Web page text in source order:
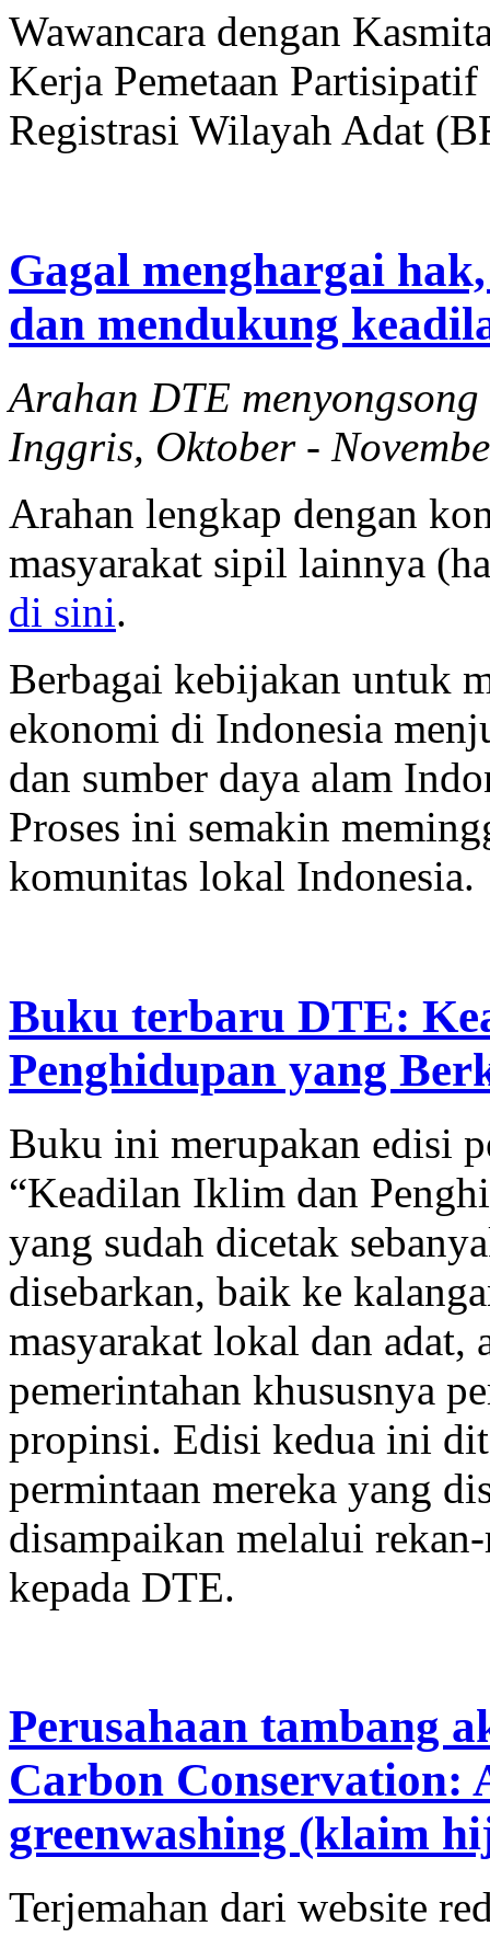
Wawancara dengan
Kerja Pemetaan
Registrasi Wilayah Adat
Gagal menghargai
dan mendukung
Arahan DTE
Inggris, Oktober -
Arahan lengkap dengan
masyarakat sipil lainnya
di sini.
Berbagai kebijakan untuk
ekonomi di Indonesia
dan sumber daya alam
Proses ini semakin
komunitas lokal Indonesia.
Buku terbaru DTE:
Penghidupan yang
Buku ini merupakan edisi
“Keadilan Iklim dan
yang sudah dicetak
disebarkan, baik ke
masyarakat lokal dan adat,
pemerintahan khususnya
propinsi. Edisi kedua ini
permintaan mereka yang
disampaikan melalui
kepada DTE.
Perusahaan tambang
Carbon Conservation:
greenwashing (klaim
Terjemahan dari website